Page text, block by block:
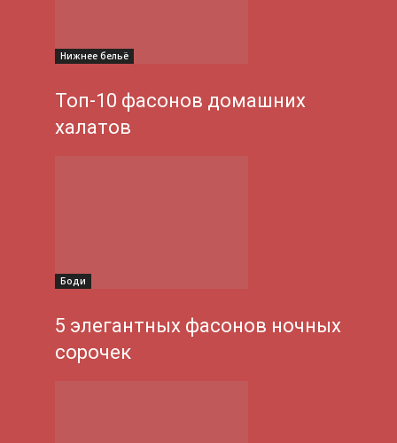
Нижнее бельё
Топ-10 фасонов домашних
халатов
Боди
5 элегантных фасонов ночных
сорочек